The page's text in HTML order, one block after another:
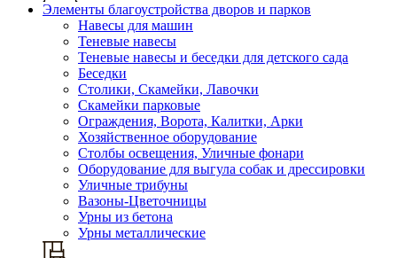
Элементы благоустройства дворов и парков
Навесы для машин
Теневые навесы
Теневые навесы и беседки для детского сада
Беседки
Столики, Скамейки, Лавочки
Скамейки парковые
Ограждения, Ворота, Калитки, Арки
Хозяйственное оборудование
Столбы освещения, Уличные фонари
Оборудование для выгула собак и дрессировки
Уличные трибуны
Вазоны-Цветочницы
Урны из бетона
Урны металлические